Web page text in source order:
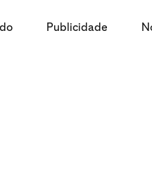
Publicidade